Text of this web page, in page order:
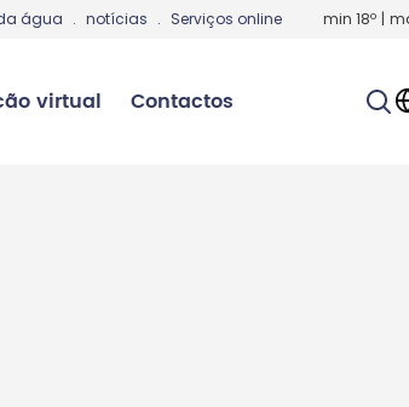
água . notícias . Serviços online min 18º |
virtual Contactos